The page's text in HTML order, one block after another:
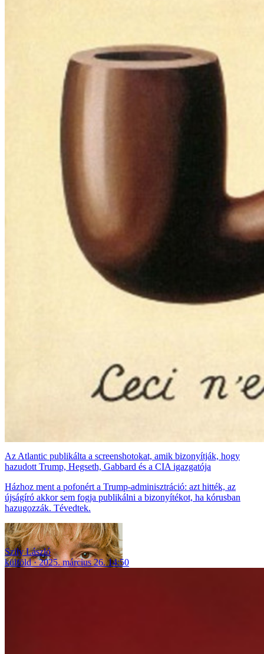
Az Atlantic publikálta a screenshotokat, amik bizonyítják, hogy
hazudott Trump, Hegseth, Gabbard és a CIA igazgatója
Házhoz ment a pofonért a Trump-adminisztráció: azt hitték, az
újságíró akkor sem fogja publikálni a bizonyítékot, ha kórusban
hazugozzák. Tévedtek.
Szily László
külföld
2025. március 26. 14:50